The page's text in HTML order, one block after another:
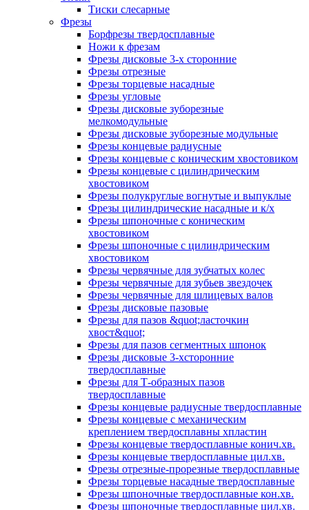
Тиски слесарные
Фрезы
Борфрезы твердосплавные
Ножи к фрезам
Фрезы дисковые 3-х сторонние
Фрезы отрезные
Фрезы торцевые насадные
Фрезы угловые
Фрезы дисковые зуборезные
мелкомодульные
Фрезы дисковые зуборезные модульные
Фрезы концевые радиусные
Фрезы концевые с коническим хвостовиком
Фрезы концевые с цилиндрическим
хвостовиком
Фрезы полукруглые вогнутые и выпуклые
Фрезы цилиндрические насадные и к/х
Фрезы шпоночные с коническим
хвостовиком
Фрезы шпоночные с цилиндрическим
хвостовиком
Фрезы червячные для зубчатых колес
Фрезы червячные для зубьев звездочек
Фрезы червячные для шлицевых валов
Фрезы дисковые пазовые
Фрезы для пазов &quot;ласточкин
хвост&quot;
Фрезы для пазов сегментных шпонок
Фрезы дисковые 3-хсторонние
твердосплавные
Фрезы для Т-образных пазов
твердосплавные
Фрезы концевые радиусные твердосплавные
Фрезы концевые с механическим
креплением твердосплавны хпластин
Фрезы концевые твердосплавные конич.хв.
Фрезы концевые твердосплавные цил.хв.
Фрезы отрезные-прорезные твердосплавные
Фрезы торцевые насадные твердосплавные
Фрезы шпоночные твердосплавные кон.хв.
Фрезы шпоночные твердосплавные цил.хв.